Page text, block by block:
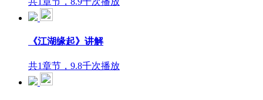
《江湖缘起》讲解
共1章节，9.8千次播放